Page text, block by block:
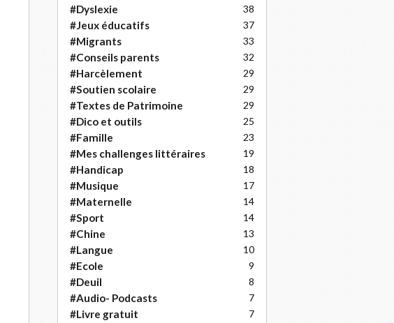
#Dyslexie 38
#Jeux éducatifs 37
#Migrants 33
#Conseils parents 32
#Harcèlement 29
#Soutien scolaire 29
#Textes de Patrimoine 29
#Dico et outils 25
#Famille 23
#Mes challenges littéraires 19
#Handicap 18
#Musique 17
#Maternelle 14
#Sport 14
#Chine 13
#Langue 10
#Ecole 9
#Deuil 8
#Audio- Podcasts 7
#Livre gratuit 7